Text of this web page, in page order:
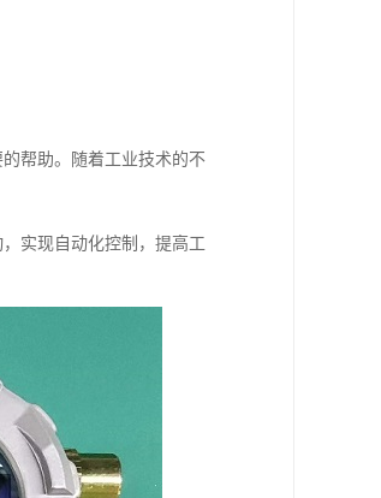
帮助。随着工业技术的不
实现自动化控制，提高工